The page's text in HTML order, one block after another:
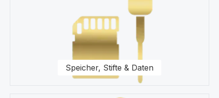
Speicher, Stifte & Daten